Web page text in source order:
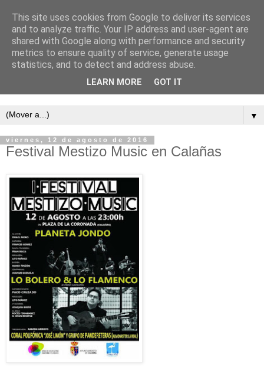
Semanario independiente de Calañas
▼
viernes, 12 de agosto de 2016
Festival Mestizo Music en Calañas
This site uses cookies from Google to deliver its services
and to analyze traffic. Your IP address and user-agent are
shared with Google along with performance and security
metrics to ensure quality of service, generate usage
statistics, and to detect and address abuse.
LEARN MORE GOT IT